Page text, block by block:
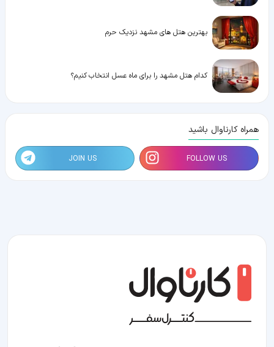
بهترین هتل های مشهد نزدیک حرم
کدام هتل مشهد را برای ماه عسل انتخاب کنیم؟
همراه کارناوال باشید
FOLLOW US
JOIN US